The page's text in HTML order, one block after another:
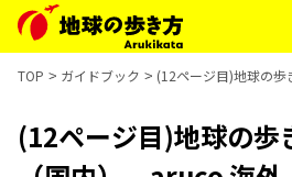
TOP ガイドブック (12ページ目)地球の歩
(12ページ目)地球の歩